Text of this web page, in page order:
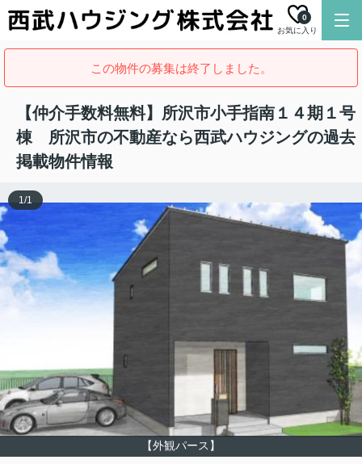
お気に入り
0
この物件の募集は終了しました。
【仲介手数料無料】所沢市小手指南１４期１号
棟 所沢市の不動産なら西武ハウジングの過去
掲載物件情報
【外観パース】
1/1